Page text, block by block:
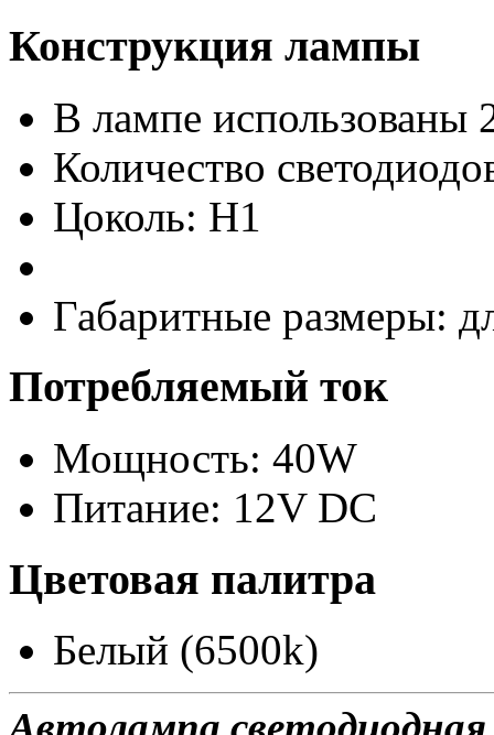
Конструкция лампы
В лампе использованы
Количество
Цоколь: H1
Габаритные размеры:
Потребляемый ток
Мощность: 40W
Питание: 12V DC
Цветовая палитра
Белый (6500k)